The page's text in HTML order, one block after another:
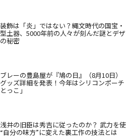
飾は「炎」ではない？縄文時代の国宝・
土器、5000年前の人々が刻んだ謎とデザ
秘密
レーの豊島屋が『鳩の日』（8月10日）
ッズ詳細を発表！今年はシリコンポーチ
っこ」
井の旧臣は秀吉に従ったのか？ 武力を使
自分の味方”に変えた裏工作の技法とは